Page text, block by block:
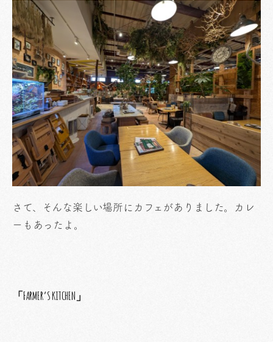
さて、そんな楽しい場所にカフェがありました。カレ
ーもあったよ。
「FARMER’S KITCHEN」